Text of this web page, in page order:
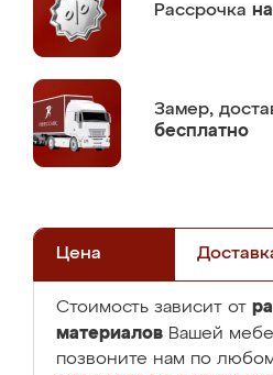
Рассрочка
Замер,
бесплатно
Цена
Стоимость зависит от
материалов Вашей
позвоните нам по